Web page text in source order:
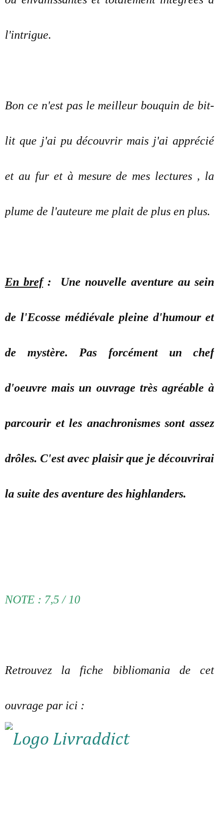
l'intrigue.
Bon ce n'est pas le meilleur bouquin de bit-
lit que j'ai pu découvrir mais j'ai apprécié
et au fur et à mesure de mes lectures , la
plume de l'auteure me plait de plus en plus.
En bref: Une nouvelle aventure au sein
de l'Ecosse médiévale pleine d'humour et
de mystère. Pas forcément un chef
d'oeuvre mais un ouvrage très agréable à
parcourir et les anachronismes sont assez
drôles. C'est avec plaisir que je découvrirai
la suite des aventure des highlanders.
NOTE : 7,5 / 10
Retrouvez la fiche bibliomania de cet
ouvrage par ici :